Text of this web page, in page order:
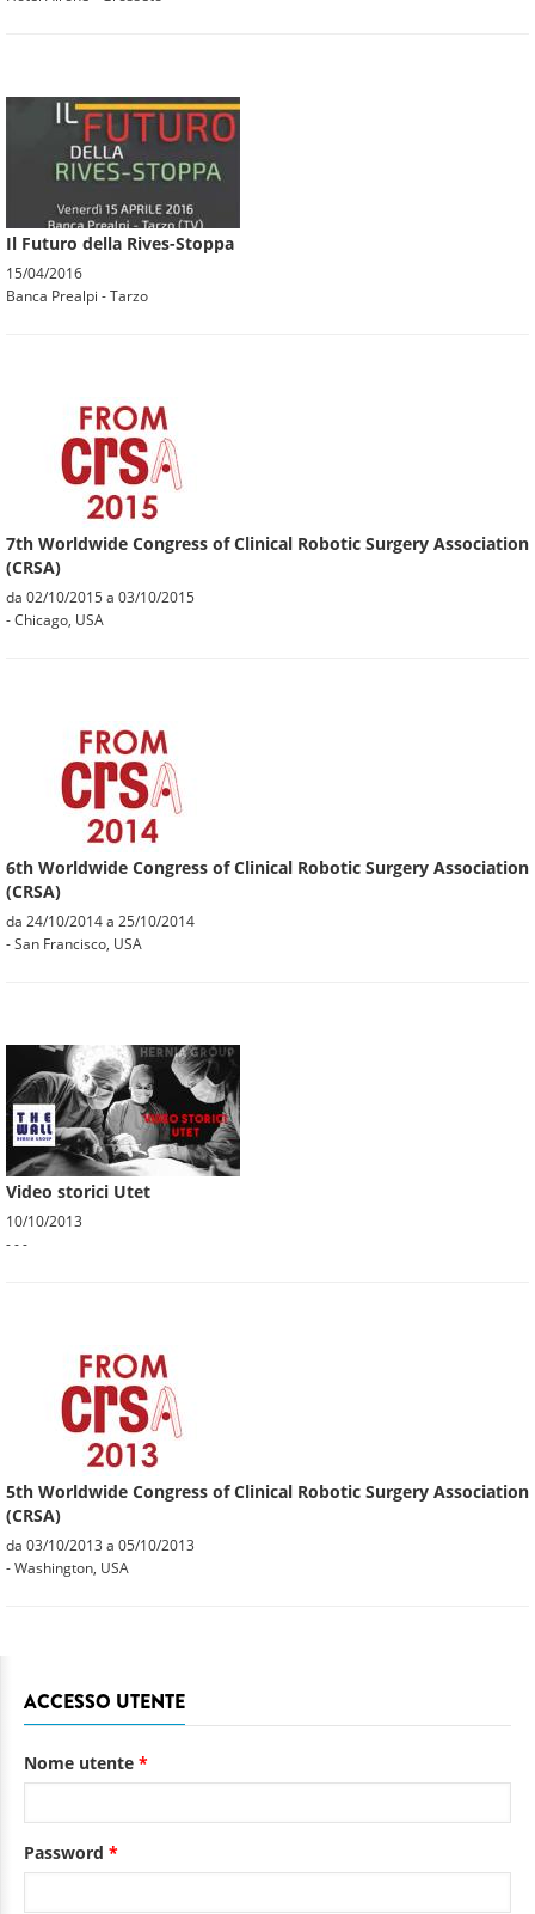
Il Futuro della Rives-Stoppa
15/04/2016
Banca Prealpi - Tarzo
7th Worldwide Congress of Clinical Robotic Surgery Association
(CRSA)
da 02/10/2015a 03/10/2015
- Chicago, USA
6th Worldwide Congress of Clinical Robotic Surgery Association
(CRSA)
da 24/10/2014a 25/10/2014
- San Francisco, USA
Video storici Utet
10/10/2013
- - -
5th Worldwide Congress of Clinical Robotic Surgery Association
(CRSA)
da 03/10/2013 a 05/10/2013
- Washington, USA
ACCESSO UTENTE
Nome utente *
Password *